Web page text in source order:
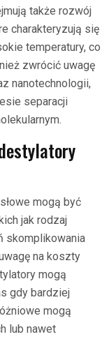
także rozwój
charakteryzują się
temperatury, co
zwrócić uwagę
nanotechnologii,
separacji
mogą być
jak rodzaj
skomplikowania
na koszty
mogą
gdy bardziej
mogą
lub nawet